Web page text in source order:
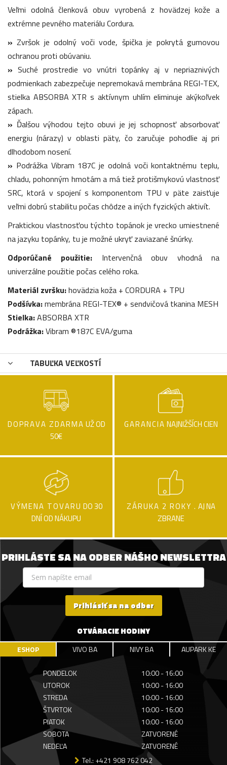
Veľmi odolná členková obuv vyrobená z hovädzej kože a
extrémne pevného materiálu Cordura.
»Zvršok je odolný voči vode, špička je pokrytá gumovou
ochranou proti obúvaniu.
» Suché prostredie vo vnútri topánky aj v nepriaznivých
podmienkach zabezpečuje nepremokavá membrána REGI-TEX,
stielka ABSORBA XTR s aktívnym uhlím eliminuje akýkoľvek
zápach.
» Ďalšou výhodou tejto obuvi je jej schopnosť absorbovať
energiu (nárazy) v oblasti päty, čo zaručuje pohodlie aj pri
dlhodobom nosení.
» Podrážka Vibram 187C je odolná voči kontaktnému teplu,
chladu, pohonným hmotám a má tiež protišmykovú vlastnosť
SRC, ktorá v spojení s komponentom TPU v päte zaisťuje
veľmi dobrú stabilitu počas chôdze a iných fyzických aktivít.
Praktickou vlastnosťou týchto topánok je vrecko umiestnené
na jazyku topánky, tu je možné ukryť zaviazané šnúrky.
Odporúčané použitie: Intervenčná obuv vhodná na
univerzálne použitie počas celého roka.
Materiál zvršku:hovädzia koža + CORDURA + TPU
Podšívka:membrána REGI-TEX® + sendvičová tkanina MESH
Stielka:ABSORBA XTR
Podrážka:Vibram ®187C EVA/guma
TABUĽKA VEĽKOSTÍ
DOPRAVA ZDARMA UŽ OD
50€
GARANCIA NAJNIŽŠÍCH CIEN
VÝMENA TOVARU DO 30
DNÍ OD NÁKUPU
ZÁRUKA 2 ROKY . AJ NA
ZBRANE
PRIHLÁSTE SA NA ODBER NÁŠHO NEWSLETTRA
Prihlásiť sa na odber
OTVÁRACIE HODINY
ESHOP VIVO BA NIVY BA AUPARK KE
PONDELOK
10:00 - 16:00
UTOROK
10:00 - 16:00
STREDA
10:00 - 16:00
ŠTVRTOK
10:00 - 16:00
PIATOK
10:00 - 16:00
SOBOTA
ZATVORENÉ
NEDEĽA
ZATVORENÉ
Tel.: +421 908 762 042